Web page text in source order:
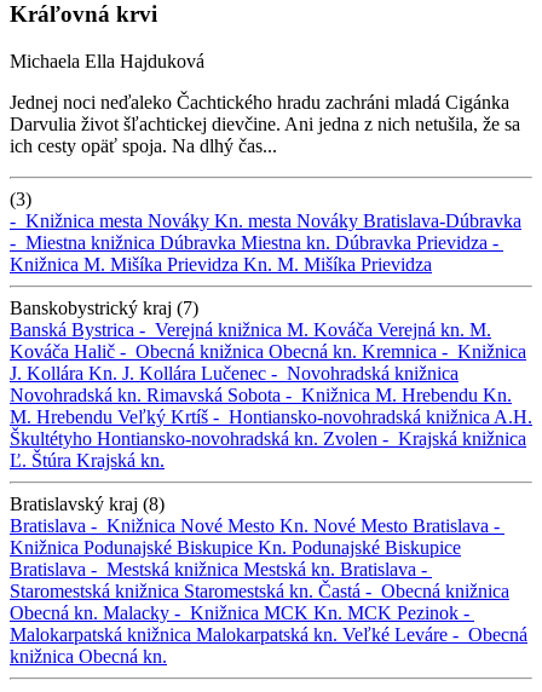
Kráľovná krvi
Michaela Ella Hajduková
Jednej noci neďaleko Čachtického hradu zachráni mladá Cigánka
Darvulia život šľachtickej dievčine. Ani jedna z nich netušila, že sa
ich cesty opäť spoja. Na dlhý čas...
(3)
- Knižnica mesta Nováky Kn. mesta Nováky Bratislava-Dúbravka
- Miestna knižnica Dúbravka Miestna kn. Dúbravka Prievidza -
Knižnica M. Mišíka Prievidza Kn. M. Mišíka Prievidza
Banskobystrický kraj (7)
Banská Bystrica - Verejná knižnica M. Kováča Verejná kn. M.
Kováča Halič - Obecná knižnica Obecná kn. Kremnica - Knižnica
J. Kollára Kn. J. Kollára Lučenec - Novohradská knižnica
Novohradská kn. Rimavská Sobota - Knižnica M. Hrebendu Kn.
M. Hrebendu Veľký Krtíš - Hontiansko-novohradská knižnica A.H.
Škultétyho Hontiansko-novohradská kn. Zvolen - Krajská knižnica
Ľ. Štúra Krajská kn.
Bratislavský kraj (8)
Bratislava - Knižnica Nové Mesto Kn. Nové Mesto Bratislava -
Knižnica Podunajské Biskupice Kn. Podunajské Biskupice
Bratislava - Mestská knižnica Mestská kn. Bratislava -
Staromestská knižnica Staromestská kn. Častá - Obecná knižnica
Obecná kn. Malacky - Knižnica MCK Kn. MCK Pezinok -
Malokarpatská knižnica Malokarpatská kn. Veľké Leváre - Obecná
knižnica Obecná kn.